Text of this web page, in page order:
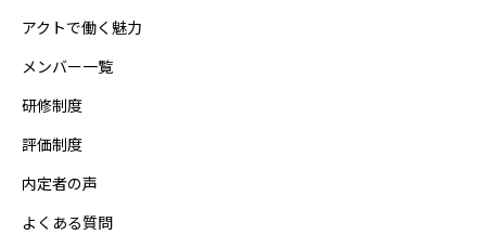
アクトで働く魅力
メンバー一覧
研修制度
評価制度
内定者の声
よくある質問